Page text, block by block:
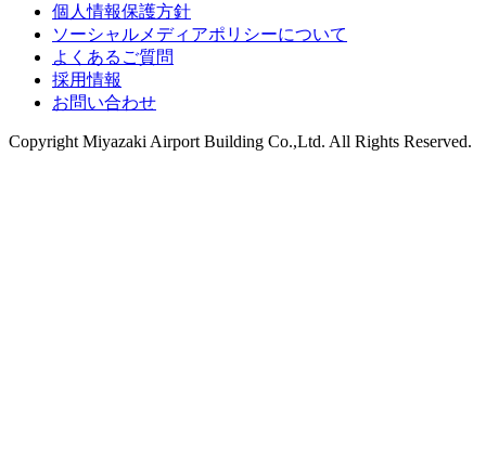
個人情報保護方針
ソーシャルメディアポリシーについて
よくあるご質問
採用情報
お問い合わせ
Copyright Miyazaki Airport Building Co.,Ltd. All Rights Reserved.